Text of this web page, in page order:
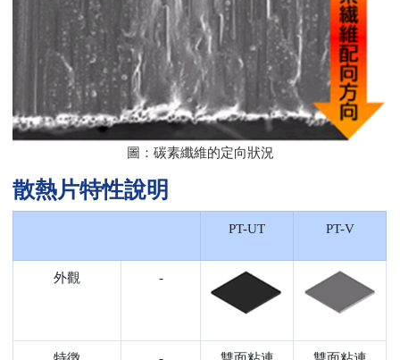
圖：碳素纖維的定向狀況
散熱片特性說明
PT-UT PT-V
外觀 -